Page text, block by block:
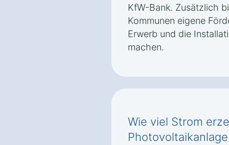
KfW-Bank. Zusätzlich
Kommunen eigene
Erwerb und die
machen.
Wie viel Strom